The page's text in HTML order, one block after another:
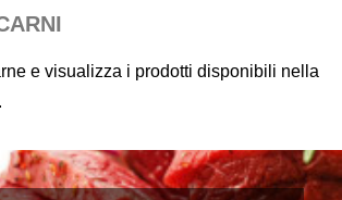
e visualizza i prodotti disponibili nella